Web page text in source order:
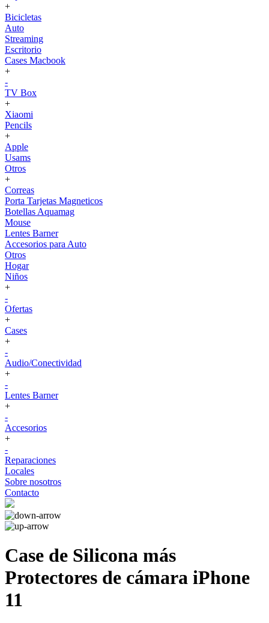
+
Bicicletas
Auto
Streaming
Escritorio
Cases Macbook
+
-
TV Box
+
Xiaomi
Pencils
+
Apple
Usams
Otros
+
Correas
Porta Tarjetas Magneticos
Botellas Aquamag
Mouse
Lentes Barner
Accesorios para Auto
Otros
Hogar
Niños
+
-
Ofertas
+
Cases
+
-
Audio/Conectividad
+
-
Lentes Barner
+
-
Accesorios
+
-
Reparaciones
Locales
Sobre nosotros
Contacto
Case de Silicona más
Protectores de cámara iPhone
11